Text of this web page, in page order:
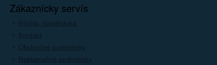
Zákaznícky servís
Rýchla objednávka
Kontakt
Obchodné podmienky
Reklamačné podmienky